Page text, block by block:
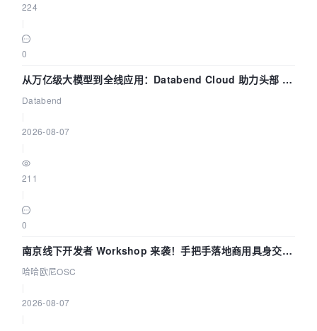
224
0
从万亿级大模型到全线应用：Databend Cloud 助力头部 AI
企业构建全链路 Trace 数据管道
Databend
2026-08-07
211
0
南京线下开发者 Workshop 来袭！手把手落地商用具身交互
智能 Agent 应用
哈哈欧尼OSC
2026-08-07